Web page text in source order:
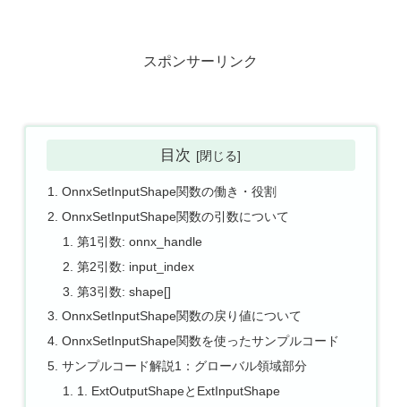
スポンサーリンク
目次
OnnxSetInputShape関数の働き・役割
OnnxSetInputShape関数の引数について
第1引数: onnx_handle
第2引数: input_index
第3引数: shape[]
OnnxSetInputShape関数の戻り値について
OnnxSetInputShape関数を使ったサンプルコード
サンプルコード解説1：グローバル領域部分
1. ExtOutputShapeとExtInputShape